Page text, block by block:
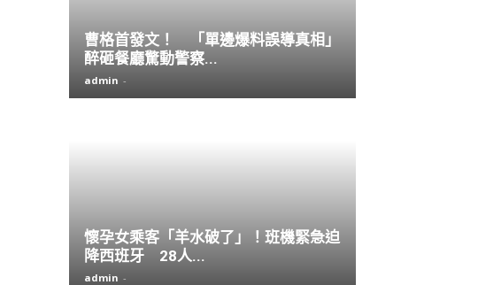
曹格首發文！ 「單邊爆料誤導真相」
醉砸餐廳驚動警察...
admin -
懷孕女乘客「羊水破了」！班機緊急迫
降西班牙 28人...
admin -